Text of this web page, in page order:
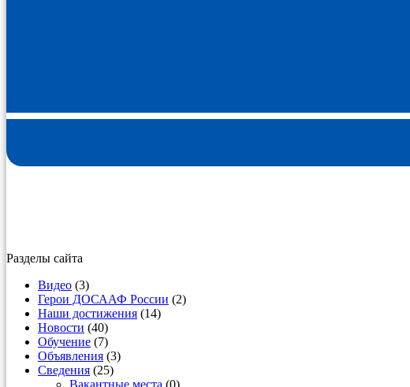
Разделы сайта
Видео (3)
Герои ДОСААФ России (2)
Наши достижения (14)
Новости (40)
Обучение (7)
Объявления (3)
Сведения (25)
Вакантные места (0)